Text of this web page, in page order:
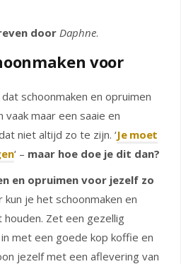
door Daphne.
voor
schoonmaken en opruimen
maar een saaie en
niet altijd zo te zijn. ‘Je moet
‘ – maar hoe doe je dit dan?
en opruimen voor jezelf zo
kun je het schoonmaken en
Zet een gezellig
met een goede kop koffie en
jezelf met een aflevering van